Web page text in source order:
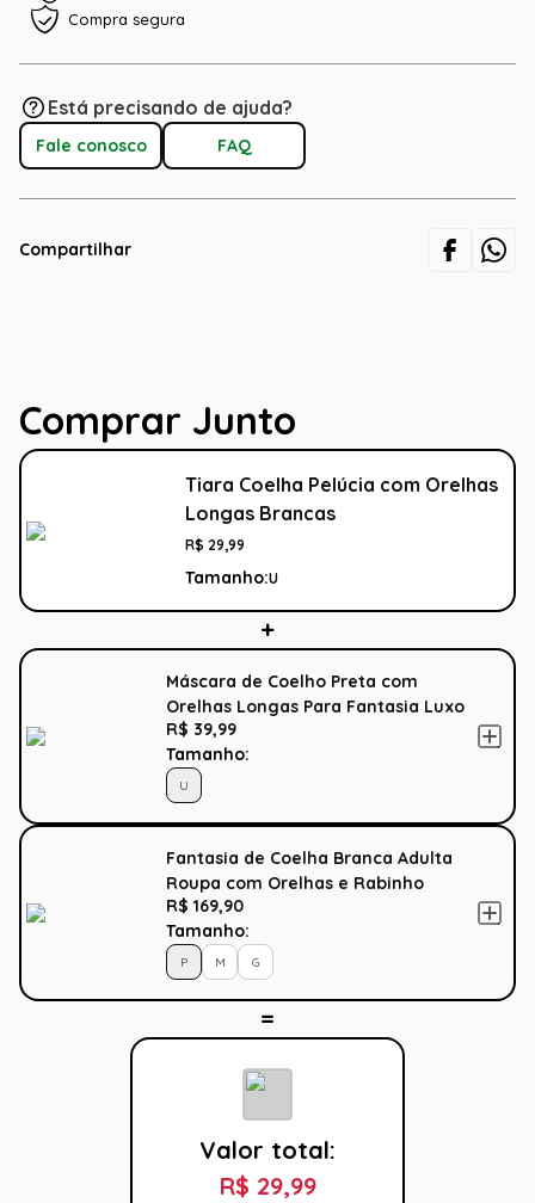
Compra segura
Está precisando de ajuda?
Fale conosco FAQ
Compartilhar
Comprar Junto
Tiara Coelha Pelúcia com Orelhas
Longas Brancas
R$ 29,99
Tamanho:U
Máscara de Coelho Preta com
Orelhas Longas Para Fantasia Luxo
R$ 39,99
Tamanho:
U
Fantasia de Coelha Branca Adulta
Roupa com Orelhas e Rabinho
R$ 169,90
Tamanho:
P M G
Valor total:
R$ 29,99